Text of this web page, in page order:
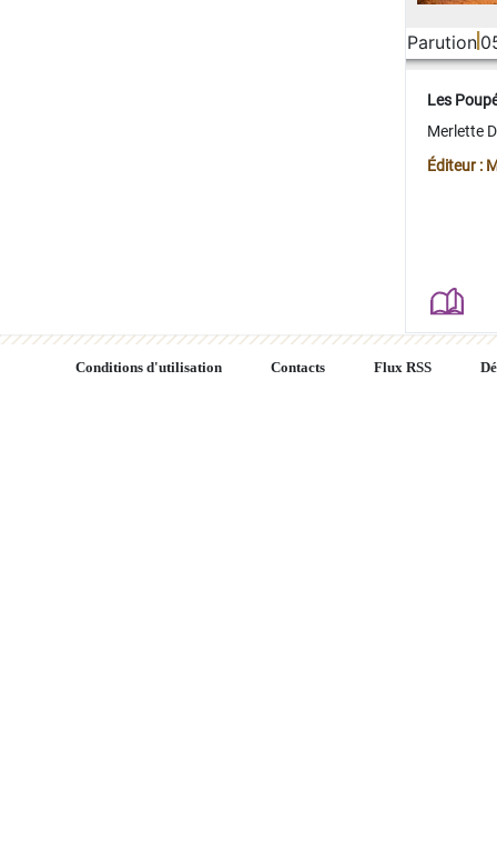
Parution
Les
Merlette
Éditeur :
Conditions d'utilisation Contacts Flux RSS